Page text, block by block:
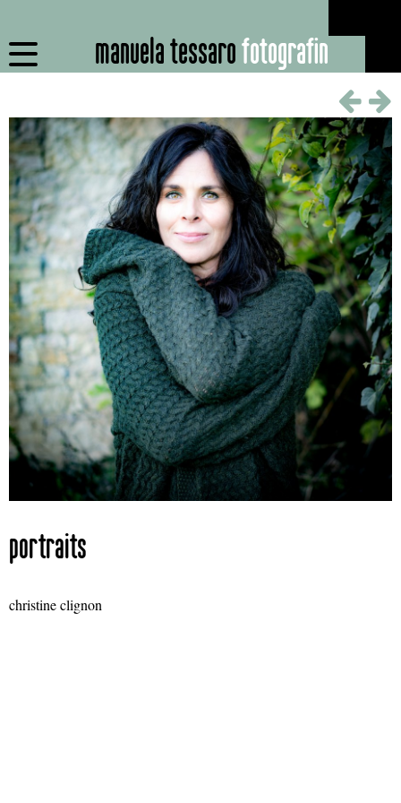
manuela tessarofotografin
portraits
christine clignon